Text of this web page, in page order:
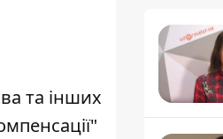
та інших